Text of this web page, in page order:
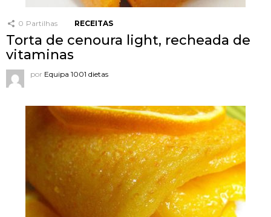
0 Partilhas RECEITAS
Torta de cenoura light, recheada de
vitaminas
por Equipa 1001 dietas